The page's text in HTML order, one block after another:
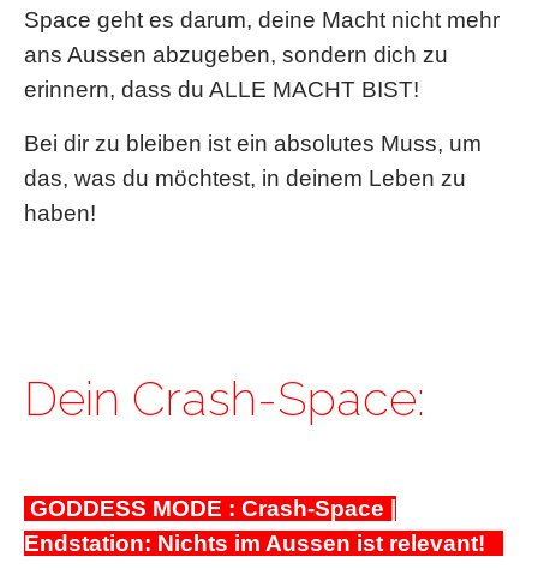
Space geht es darum, deine Macht nicht mehr
ans Aussen abzugeben, sondern dich zu
erinnern, dass du ALLE MACHT BIST!
Bei dir zu bleiben ist ein absolutes Muss, um
das, was du möchtest, in deinem Leben zu
haben!
Dein Crash-Space:
GODDESS MODE : Crash-Space |
Endstation: Nichts im Aussen ist relevant!